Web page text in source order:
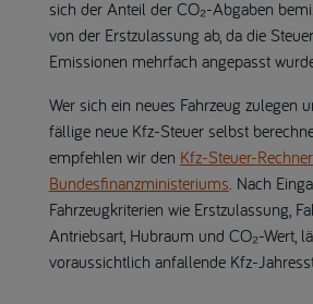
sich der Anteil der CO₂-Abgaben
von der Erstzulassung ab, da die
Emissionen mehrfach angepasst
Wer sich ein neues Fahrzeug zulegen
fällige neue Kfz-Steuer selbst
empfehlen wir den Kfz-Steuer-
Bundesfinanzministeriums. Nach
Fahrzeugkriterien wie Erstzulassung,
Antriebsart, Hubraum und CO₂-Wert,
voraussichtlich anfallende Kfz-